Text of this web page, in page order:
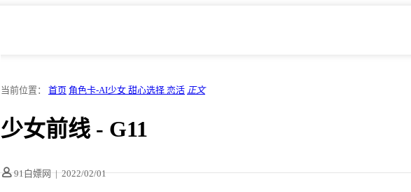
当前位置： 首页 角色卡-AI少女 甜心选择 恋活 正文
少女前线 - G11
91白嫖网 | 2022/02/01